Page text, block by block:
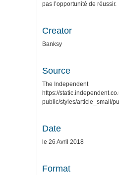
pas l’opportunité de réussir.
Creator
Banksy
Source
The Independent
https://
public/styles/article_small/
Date
le 26 Avril 2018
Format